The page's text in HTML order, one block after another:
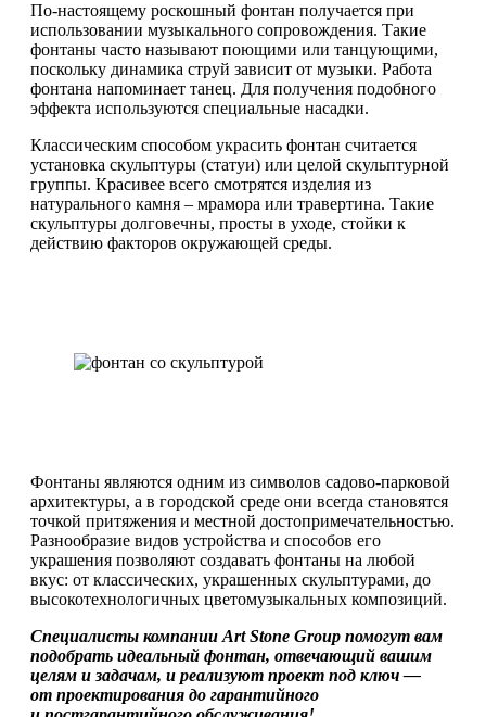
По-настоящему роскошный фонтан получается при
использовании музыкального сопровождения. Такие
фонтаны часто называют поющими или танцующими,
поскольку динамика струй зависит от музыки. Работа
фонтана напоминает танец. Для получения подобного
эффекта используются специальные насадки.
Классическим способом украсить фонтан считается
установка скульптуры (статуи) или целой скульптурной
группы. Красивее всего смотрятся изделия из
натурального камня – мрамора или травертина. Такие
скульптуры долговечны, просты в уходе, стойки к
действию факторов окружающей среды.
Фонтаны являются одним из символов садово-парковой
архитектуры, а в городской среде они всегда становятся
точкой притяжения и местной достопримечательностью.
Разнообразие видов устройства и способов его
украшения позволяют создавать фонтаны на любой
вкус: от классических, украшенных скульптурами, до
высокотехнологичных цветомузыкальных композиций.
Специалисты компании Art Stone Group помогут вам
подобрать идеальный фонтан, отвечающий вашим
целям и задачам, и реализуют проект под ключ —
от проектирования до гарантийного